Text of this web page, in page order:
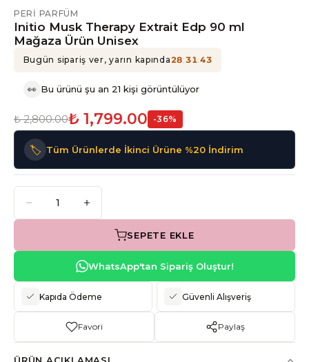
PERI PARFÜM
Initio Musk Therapy Extrait Edp 90 ml
Mağaza Ürün Unisex
Bugün sipariş ver, yarın kapında28:31:43
👀 Bu ürünü şu an 21 kişi görüntülüyor
₺ 2,800.00₺ 1,799.00 -36%
🏷️ Tüm Ürünlerde İkinci Ürüne %20 İndirim
SEPETE EKLE
WhatsApp'tan Sipariş Oluştur!
Kapıda Ödeme Güvenli Alışveriş
Favori Paylaş